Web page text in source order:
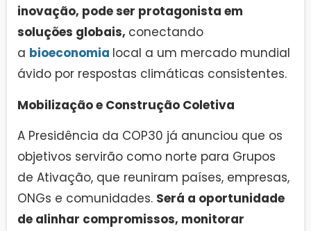
inovação, pode ser protagonista em
soluções globais, conectando
a bioeconomia local a um mercado mundial
ávido por respostas climáticas consistentes.
Mobilização e Construção Coletiva
A Presidência da COP30 já anunciou que os
objetivos servirão como norte para Grupos
de Ativação, que reuniram países, empresas,
ONGs e comunidades. Será a oportunidade
de alinhar compromissos, monitorar